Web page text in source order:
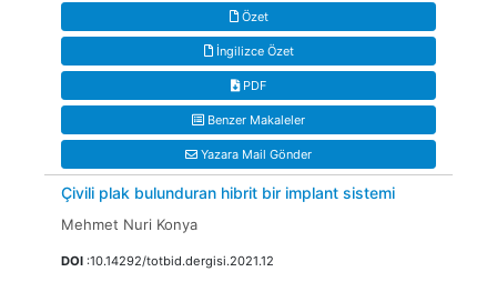
Özet
İngilizce Özet
PDF
Benzer Makaleler
Yazara Mail Gönder
Çivili plak bulunduran hibrit bir implant sistemi
Mehmet Nuri Konya
DOI :10.14292/totbid.dergisi.2021.12